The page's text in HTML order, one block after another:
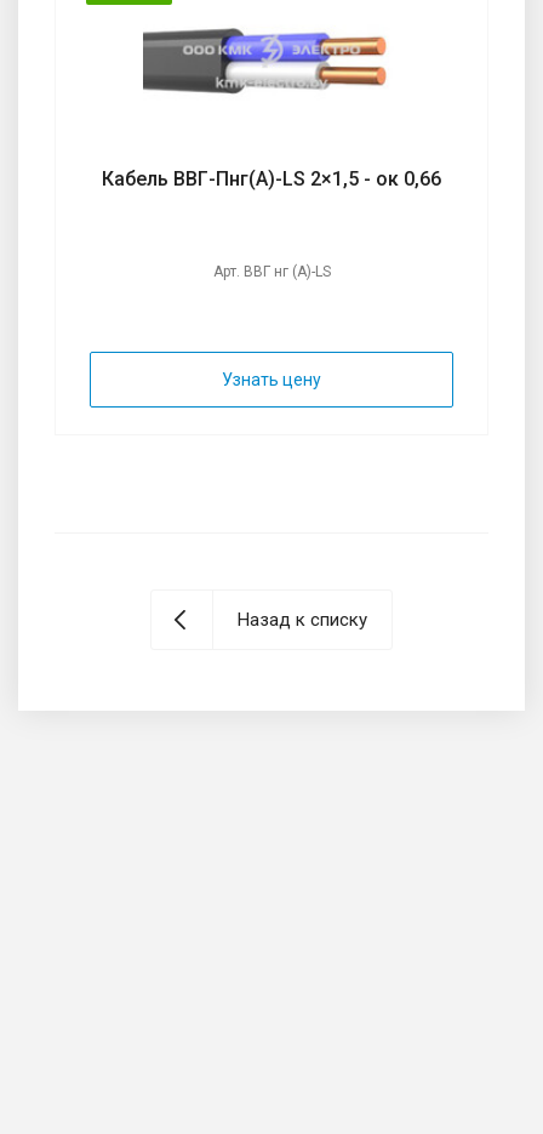
Кабель ВВГ-Пнг(А)-LS 2×1,5 - ок 0,66
Арт. ВВГ нг (А)-LS
Узнать цену
Назад к списку